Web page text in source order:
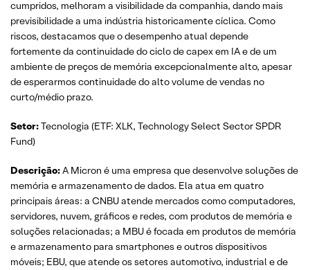
cumpridos, melhoram a visibilidade da companhia, dando mais
previsibilidade a uma indústria historicamente cíclica. Como
riscos, destacamos que o desempenho atual depende
fortemente da continuidade do ciclo de capex em IA e de um
ambiente de preços de memória excepcionalmente alto, apesar
de esperarmos continuidade do alto volume de vendas no
curto/médio prazo.
Setor:Tecnologia (ETF: XLK, Technology Select Sector SPDR
Fund)
Descrição:A Micron é uma empresa que desenvolve soluções de
memória e armazenamento de dados. Ela atua em quatro
principais áreas: a CNBU atende mercados como computadores,
servidores, nuvem, gráficos e redes, com produtos de memória e
soluções relacionadas; a MBU é focada em produtos de memória
e armazenamento para smartphones e outros dispositivos
móveis; EBU, que atende os setores automotivo, industrial e de